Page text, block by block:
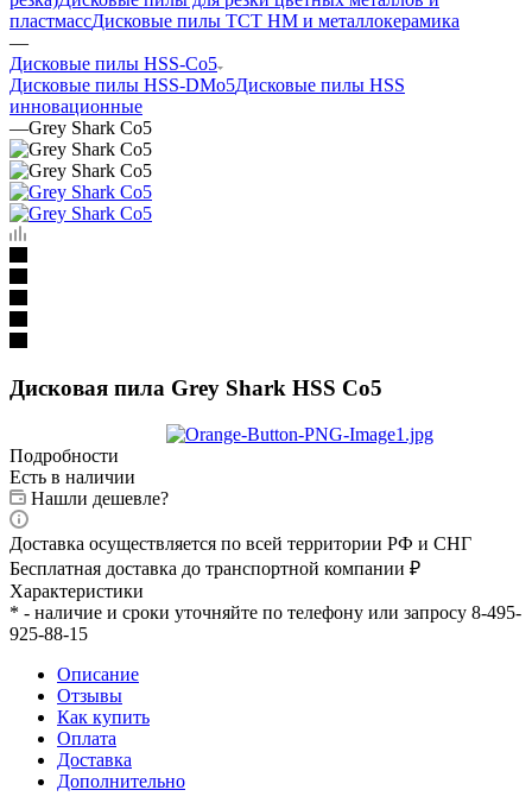
пластмассДисковые пилы ТСТ НМ и металлокерамика
—
Дисковые пилы HSS-Co5
Дисковые пилы HSS-DMo5Дисковые пилы HSS
инновационные
—Grey Shark Co5
Дисковая пила Grey Shark HSS Co5
Подробности
Есть в наличии
Нашли дешевле?
Доставка осуществляется по всей территории РФ и СНГ
Бесплатная доставка до транспортной компании ₽
Характеристики
* - наличие и сроки уточняйте по телефону или запросу 8-495-
925-88-15
Описание
Отзывы
Как купить
Оплата
Доставка
Дополнительно